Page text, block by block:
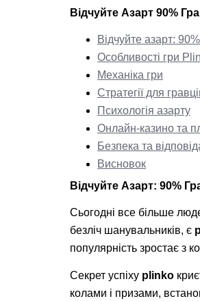
Відчуйте Азарт 90%
Відчуйте азарт:
Особливості гри
Механіка гри
Стратегії для
Психологія азарту
Онлайн-казино та
Безпека та
Висновок
Відчуйте Азарт: 90%
Сьогодні все більше
безліч шанувальників, є
популярність зростає з
Секрет успіху plinko
колами і призами,